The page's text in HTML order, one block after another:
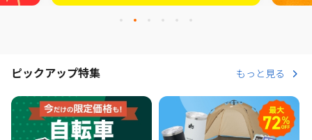
ピックアップ特集 もっと見る